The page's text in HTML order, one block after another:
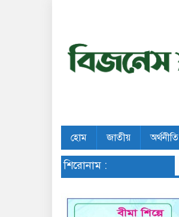
হোম জাতীয় অর্থনীতি
শিরোনাম :